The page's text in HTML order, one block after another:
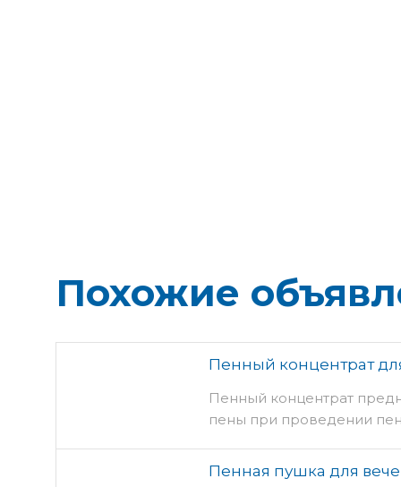
Похожие
Пенный концентрат
Пенный концентрат
пены при проведении
Пенная пушка для